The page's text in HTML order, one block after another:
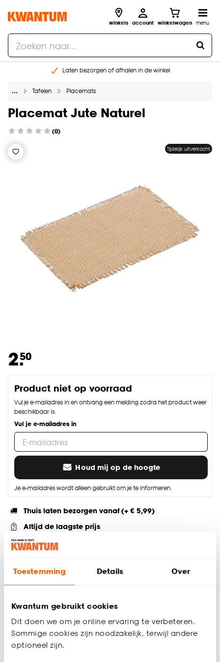
Toestemming Details Over
Kwantum gebruikt cookies
Dit doen we om je online ervaring te verbeteren.
Sommige cookies zijn noodzakelijk, terwijl andere
optioneel zijn.
winkels account winkelwagen menu
Laten bezorgen of afhalen in de winkel
Gratis raam advies en inmeten aan huis
… Tafelen Placemats
Placemat Jute Naturel
(0)
Tijdelijk uitverkocht
2.50
Product niet op voorraad
Vul je e-mailadres in en ontvang een melding zodra het product weer
beschikbaar is.
Vul je e-mailadres in
Houd mij op de hoogte
Je e-mailadres wordt alleen gebruikt om je te informeren.
Thuis laten bezorgen vanaf (+ € 5,99)
Altijd de laagste prijs
Deel jouw product & volg ons op social
Productomschrijving
franjes aan de uiteinden. 30x45 cm.
Productspecificaties